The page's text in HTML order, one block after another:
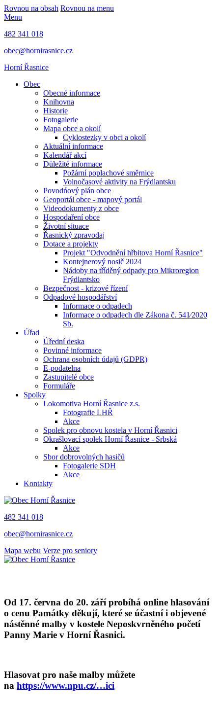
Rovnou na obsah Rovnou na menu
Menu
482 341 018
obec@hornirasnice.cz
Horní Řasnice
Obec
Obecné informace
Knihovna
Historie
Fotogalerie
Mapa obce a okolí
Cyklostezky v obci a okolí
Aktuální informace
Kalendář akcí
Důležité informace
Požární poplachové směrnice
Volnočasové aktivity na Frýdlantsku
Povodńový plán obce
Geoportál obce - mapový portál
Videodokumenty z obce
Hospodaření obce
Životní situace
Řasnický zpravodaj
Dotace a projekty
Projekt "Odvodnění hřbitova Horní Řasnice"
Kontejnerový nosič 2024
Nádoby na tříděný odpady pro Mikroregion
Frýdlantsko
Bezpečnost - krizové řízení
Odpadové hospodářství
Informace o odpadech
Informace o odpadech dle Zákona č. 541⁄2020
Sb.
Úřad
Úřední deska
Povinné informace
Ochrana osobních údajů (GDPR)
E-podatelna
Zastupitelé obce
Formuláře
Spolky
Lokomotiva Horní Řasnice z.s.
Fotografie LHŘ
Akce
Spolek pro obnovu kostela v Horní Řasnici
Okrašlovací spolek Horní Řasnice - Srbská
Akce
Sbor dobrovolných hasičů
Fotogalerie SDH
Akce
Kontakty
482 341 018
obec@hornirasnice.cz
Mapa webu Verze pro seniory
Od 17. června do 20. září probíhá online hlasování
o cenu Památky děkují, které se účastní i objevené
nástěnné malby v kostele Neposkvrněného početí
Panny Marie v Horní Řasnici.
Hlasovat pro naše malby můžete
na https://www.npu.cz/…ici